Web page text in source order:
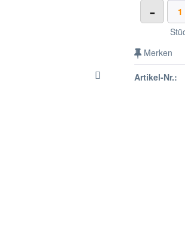
-
Merken
Artikel-Nr.: